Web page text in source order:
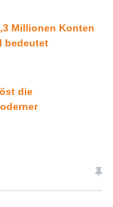
Millionen Konten
bedeutet
die